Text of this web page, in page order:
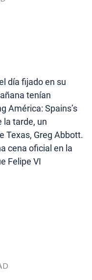
día fijado en su
tenían
América: Spains’s
la tarde, un
Texas, Greg Abbott.
cena oficial en la
Felipe VI